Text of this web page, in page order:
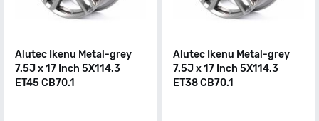
Alutec Ikenu Metal-grey
7.5J x 17 Inch 5X114.3
ET45 CB70.1
Alutec Ikenu Metal-grey
7.5J x 17 Inch 5X114.3
ET38 CB70.1